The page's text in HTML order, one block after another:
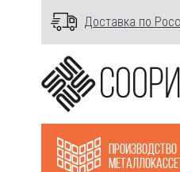
Доставка по
Производство